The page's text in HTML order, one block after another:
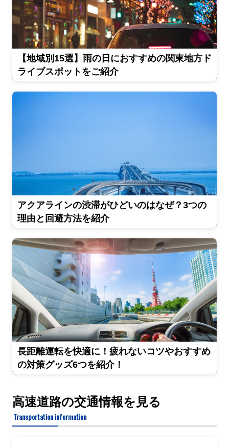
【地域別15選】雨の日におすすめの関東地方ド
ライブスポットをご紹介
アクアラインの渋滞がひどいのはなぜ？3つの
理由と回避方法を紹介
長距離運転を快適に！疲れないコツやおすすめ
の対策グッズ6つを紹介！
高速道路の交通情報を見る
Transportation information